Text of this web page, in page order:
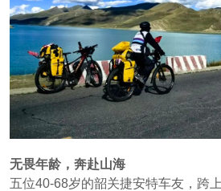
无畏年龄，奔赴山海
五位40-68岁的韶关捷安特车友，跨